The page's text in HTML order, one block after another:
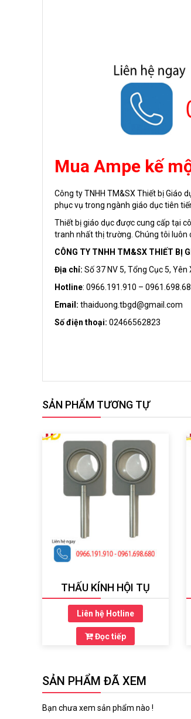
Mua Ampe kế
Công ty TNHH TM&SX Thiết bị Giáo
phục vụ trong ngành giáo dục tiên
Thiết bị giáo dục được cung cấp tại
tranh nhất thị trường. Chúng tôi luôn
CÔNG TY TNHH TM&SX THIẾT BỊ
Địa chỉ: Số 37 NV 5, Tổng Cục 5, Yên
Hotline: 0966.191.910 –
Email: thaiduong.tbgd@gmail.com
Số điện thoại: 02466562823
SẢN PHẨM TƯƠNG TỰ
THẤU KÍNH HỘI TỤ
Liên hệ Hotline
Đọc tiếp
SẢN PHẨM ĐÃ XEM
Bạn chưa xem sản phẩm nào !